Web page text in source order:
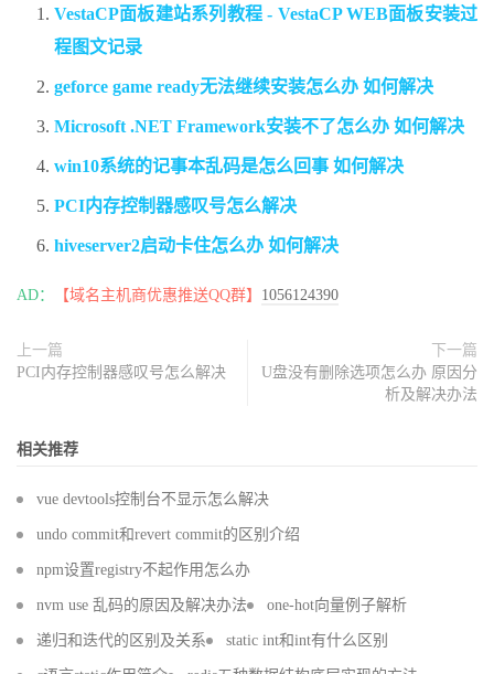
VestaCP面板建站系列教程 - VestaCP WEB面板安装过
程图文记录
geforce game ready无法继续安装怎么办 如何解决
Microsoft .NET Framework安装不了怎么办 如何解决
win10系统的记事本乱码是怎么回事 如何解决
PCI内存控制器感叹号怎么解决
hiveserver2启动卡住怎么办 如何解决
AD： 【域名主机商优惠推送QQ群】 1056124390
上一篇
PCI内存控制器感叹号怎么解决
下一篇
U盘没有删除选项怎么办 原因分
析及解决办法
相关推荐
vue devtools控制台不显示怎么解决
undo commit和revert commit的区别介绍
npm设置registry不起作用怎么办
nvm use 乱码的原因及解决办法 one-hot向量例子解析
递归和迭代的区别及关系 static int和int有什么区别